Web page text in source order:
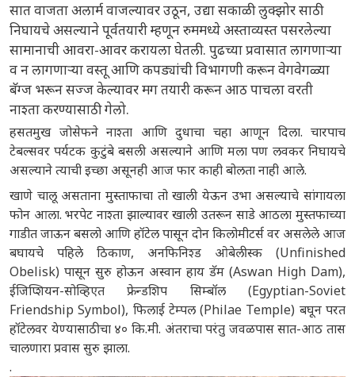
सात वाजता अलार्म वाजल्यावर उठून, उद्या सकाळी लुक्झोर साठी
निघायचे असल्याने पूर्वतयारी म्हणून रुममध्ये अस्ताव्यस्त पसरलेल्या
सामानाची आवरा-आवर करायला घेतली. पुढच्या प्रवासात लागणाऱ्या
व न लागणाऱ्या वस्तू आणि कपड्यांची विभागणी करून वेगवेगळ्या
बॅग्ज भरून सज्ज केल्यावर मग तयारी करून आठ पाचला वरती
नाश्ता करण्यासाठी गेलो.
हसतमुख जोसेफने नाश्ता आणि दुधाचा चहा आणून दिला. चारपाच
टेबल्सवर पर्यटक कुटुंबे बसली असल्याने आणि मला पण लवकर निघायचे
असल्याने त्याची इच्छा असूनही आज फार काही बोलता नाही आले.
खाणे चालू असताना मुस्ताफाचा तो खाली येऊन उभा असल्याचे सांगायला
फोन आला. भरपेट नाश्ता झाल्यावर खाली उतरून साडे आठला मुस्तफाच्या
गाडीत जाऊन बसलो आणि हॉटेल पासून दोन किलोमीटर्स वर असलेले आज
बघायचे पहिले ठिकाण, अनफिनिश्ड ओबेलीस्क (Unfinished
Obelisk) पासून सुरु होऊन अस्वान हाय डॅम (Aswan High Dam),
ईजिप्शियन-सोव्हिएत फ्रेन्डशिप सिम्बॉल (Egyptian-Soviet
Friendship Symbol), फिलाई टेम्पल (Philae Temple) बघून परत
हॉटेलवर येण्यासाठीचा ४० कि.मी. अंतराचा परंतु जवळपास सात-आठ तास
चालणारा प्रवास सुरु झाला.
.